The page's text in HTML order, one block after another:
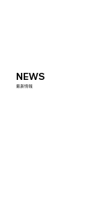
NEWS
最新情報